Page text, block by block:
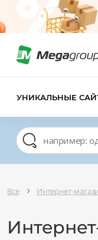
УНИКАЛЬНЫЕ
Все Интернет-